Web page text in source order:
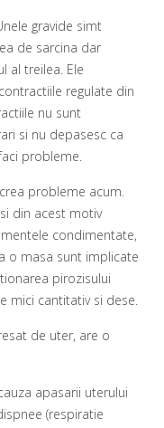
gravide simt
de sarcina dar
al treilea. Ele
regulate din
nu sunt
si nu depasesc ca
probleme.
probleme acum.
din acest motiv
condimentate,
o masa sunt implicate
pirozisului
mici cantitativ si dese.
de uter, are o
apasarii uterului
(respiratie